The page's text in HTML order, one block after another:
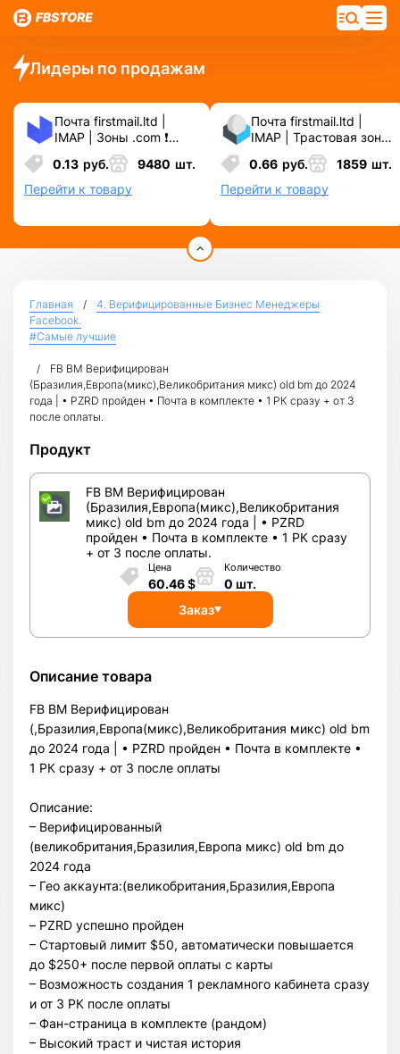
Лидеры по продажам
Почта firstmail.ltd |
IMAP | Зоны .com ❗️
Новые, Чистые,
Вечные ❗️ Для
различных сервисов и
соц.сетей.
0.13 руб. 9480 шт.
Перейти к товару
Почта firstmail.ltd |
IMAP | Трастовая зона
.COM ❗️ Новые, Чистые
❗️ С реальными
логинами | ☑️
Специально для ФБ/
0.66 руб. 1859 шт.
Перейти к товару
Главная
4. Верифицированные Бизнес Менеджеры
Facebook.
#Самые лучшие
FB BM Верифицирован
(Бразилия,Европа(микс),Великобритания микс) old bm до 2024
года | • PZRD пройден • Почта в комплекте • 1 РК сразу + от 3
после оплаты.
Продукт
FB BM Верифицирован
(Бразилия,Европа(микс),Великобритания
микс) old bm до 2024 года | • PZRD
пройден • Почта в комплекте • 1 РК сразу
+ от 3 после оплаты.
Цена
60.46 $
Количество
0 шт.
Заказ
Описание товара
FB BM Верифицирован
(,Бразилия,Европа(микс),Великобритания микс) old bm
до 2024 года | • PZRD пройден • Почта в комплекте •
1 РК сразу + от 3 после оплаты
Описание:
– Верифицированный
(великобритания,Бразилия,Европа микс) old bm до
2024 года
– Гео аккаунта:(великобритания,Бразилия,Европа
микс)
– PZRD успешно пройден
– Стартовый лимит $50, автоматически повышается
до $250+ после первой оплаты с карты
– Возможность создания 1 рекламного кабинета сразу
и от 3 РК после оплаты
– Фан-страница в комплекте (рандом)
– Высокий траст и чистая история